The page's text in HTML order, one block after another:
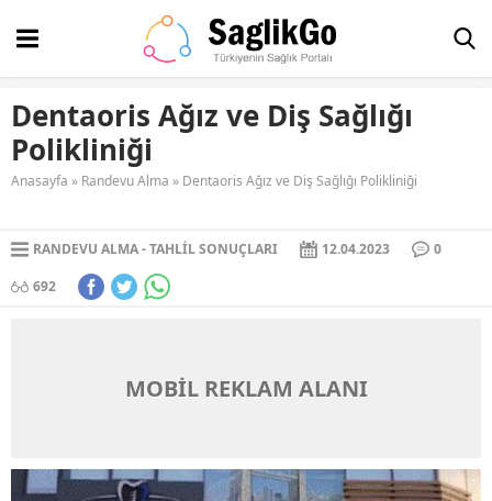
Dentaoris Ağız ve Diş Sağlığı
Polikliniği
Anasayfa » Randevu Alma » Dentaoris Ağız ve Diş Sağlığı Polikliniği
RANDEVU ALMA TAHLIL SONUÇLARI 12.04.2023
0
692
MOBİL REKLAM ALANI